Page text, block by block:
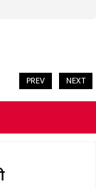
PREV NEXT